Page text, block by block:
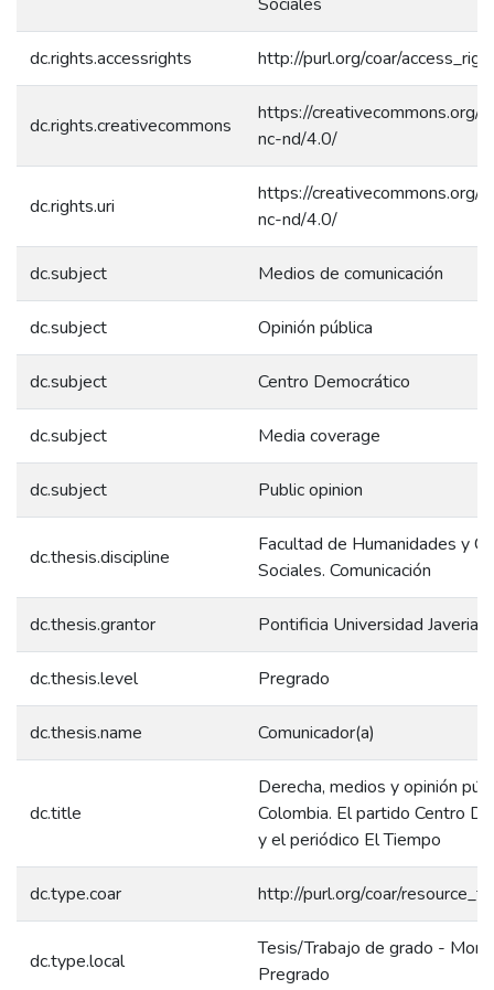
dc.rights.accessrights http://purl.org/coar/
dc.rights.creativecommons
https://creativecommons.org/
nc-nd/4.0/
dc.rights.uri
https://creativecommons.org/
nc-nd/4.0/
dc.subject Medios de comunicación
dc.subject Opinión pública
dc.subject Centro Democrático
dc.subject Media coverage
dc.subject Public opinion
dc.thesis.discipline
Facultad de Humanidades y
Sociales. Comunicación
dc.thesis.grantor Pontificia Universidad
dc.thesis.level Pregrado
dc.thesis.name Comunicador(a)
dc.title
Derecha, medios y opinión
Colombia. El partido Centro
y el periódico El Tiempo
dc.type.coar http://purl.org/coar/
dc.type.local
Tesis/Trabajo de grado -
Pregrado